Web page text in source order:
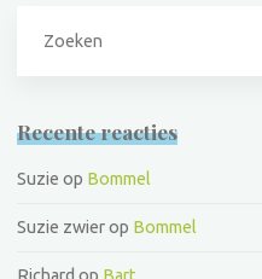
Recente reacties
Suzie op Bommel
Suzie zwierop Bommel